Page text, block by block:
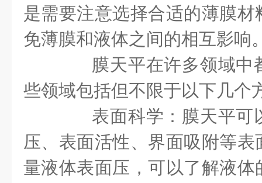
是需要注意选择合适的薄膜
免薄膜和液体之间的相互影响
膜天平在许多领域中
些领域包括但不限于以下几个
表面科学：膜天平可
压、表面活性、界面吸附等
量液体表面压，可以了解液